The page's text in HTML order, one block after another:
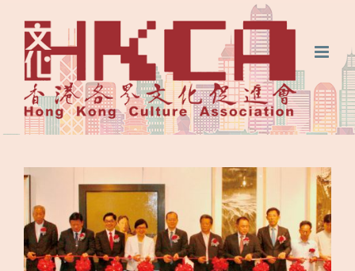
content
信
博